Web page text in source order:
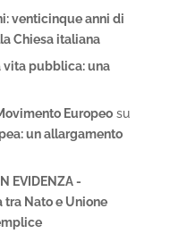
venticinque anni di
Chiesa italiana
vita pubblica: una
Europeosu
un allargamento
EVIDENZA -
tra Nato e Unione